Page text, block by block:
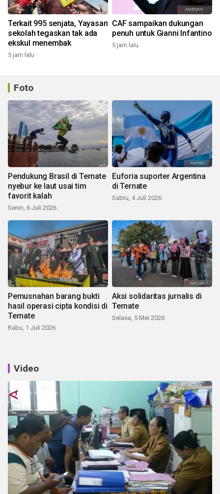
Terkait 995 senjata, Yayasan
sekolah tegaskan tak ada
ekskul menembak
5 jam lalu
CAF sampaikan dukungan
penuh untuk Gianni Infantino
5 jam lalu
Foto
Pendukung Brasil di Ternate
nyebur ke laut usai tim
favorit kalah
Senin, 6 Juli 2026
Euforia suporter Argentina
di Ternate
Sabtu, 4 Juli 2026
Pemusnahan barang bukti
hasil operasi cipta kondisi di
Ternate
Rabu, 1 Juli 2026
Aksi solidaritas jurnalis di
Ternate
Selasa, 5 Mei 2026
Video